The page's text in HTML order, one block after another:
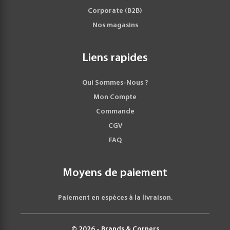
Corporate (B2B)
Nos magasins
Liens rapides
Qui Sommes-Nous ?
Mon Compte
Commande
CGV
FAQ
Moyens de paiement
Paiement en espèces à la livraison.